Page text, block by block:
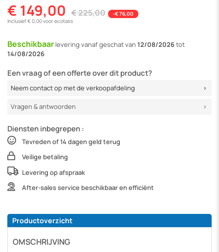
€ 149,00 € 225,00
-€ 76,00
Inclusief € 0,00 voor ecotaks
Beschikbaar levering vanafgeschat van 12/08/2026tot
14/08/2026
Een vraag of een offerte over dit product?
Neem contact op met de verkoopafdeling
Vragen & antwoorden
Diensten inbegrepen :
Tevreden of 14 dagen geld terug
Veilige betaling
Levering op afspraak
After-sales service beschikbaar en efficiënt
Productoverzicht
OMSCHRIJVING